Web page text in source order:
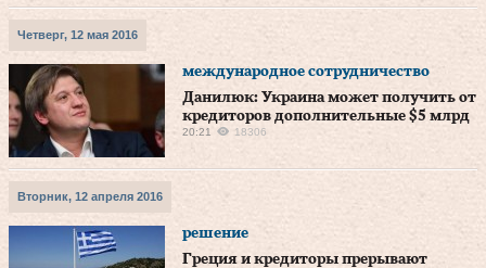
Четверг, 12 мая 2016
международное сотрудничество
Данилюк: Украина может получить от
кредиторов дополнительные $5 млрд
20:21 18306
Вторник, 12 апреля 2016
решение
Греция и кредиторы прерывают